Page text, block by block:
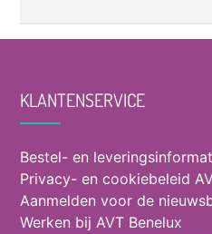
KLANTENSERVICE
Bestel- en
Privacy- en cookiebeleid
Aanmelden voor de
Werken bij AVT Benelux